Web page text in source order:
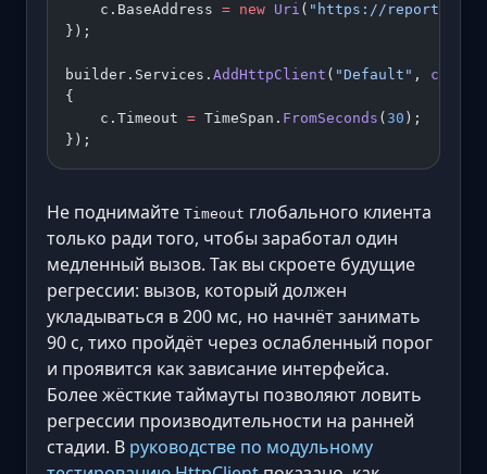
    c.BaseAddress
= new Uri ( "https://
});
builder.Services. AddHttpClient ( "Default" , c
{
    c.Timeout
= TimeSpan. FromSeconds ( 30 );
});
Не поднимайте Timeout глобального клиента
только ради того, чтобы заработал один
медленный вызов. Так вы скроете будущие
регрессии: вызов, который должен
укладываться в 200 мс, но начнёт занимать
90 с, тихо пройдёт через ослабленный порог
и проявится как зависание интерфейса.
Более жёсткие таймауты позволяют ловить
регрессии производительности на ранней
стадии. В руководстве по модульному